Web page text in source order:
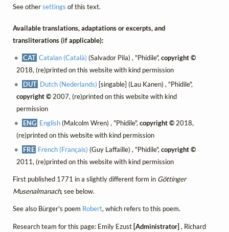
See othersettings of this text.
Available translations, adaptations or excerpts, and
transliterations (if applicable):
CAT Catalan (Català) (Salvador Pila) , "Phidile",copyright ©
2018, (re)printed on this website with kind permission
DUT Dutch (Nederlands) [singable] (Lau Kanen) , "Phidile",
copyright ©2007, (re)printed on this website with kind
permission
ENG English(Malcolm Wren) , "Phidile",copyright © 2018,
(re)printed on this website with kind permission
FRE French (Français) (Guy Laffaille) , "Phidile",copyright ©
2011, (re)printed on this website with kind permission
First published 1771 in a slightly different form in Göttinger
Musenalmanach, see below.
See also Bürger's poem Robert, which refers to this poem.
Research team for this page: Emily Ezust[Administrator], Richard